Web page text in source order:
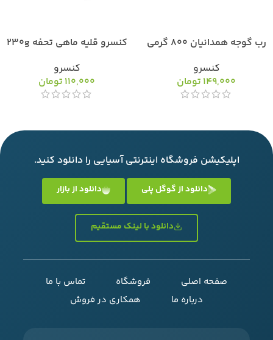
رب گوجه همدانیان 800 گرمی
کنسرو
149,000 تومان
کنسرو قلیه ماهی تحفه 230g
کنسرو
110,000 تومان
اپلیکیشن فروشگاه اینترنتی آسیایی را دانلود کنید.
دانلود از گوگل پلی دانلود از بازار
دانلود با لینک مستقیم
صفحه اصلی فروشگاه
تماس با ما
درباره ما
همکاری در فروش